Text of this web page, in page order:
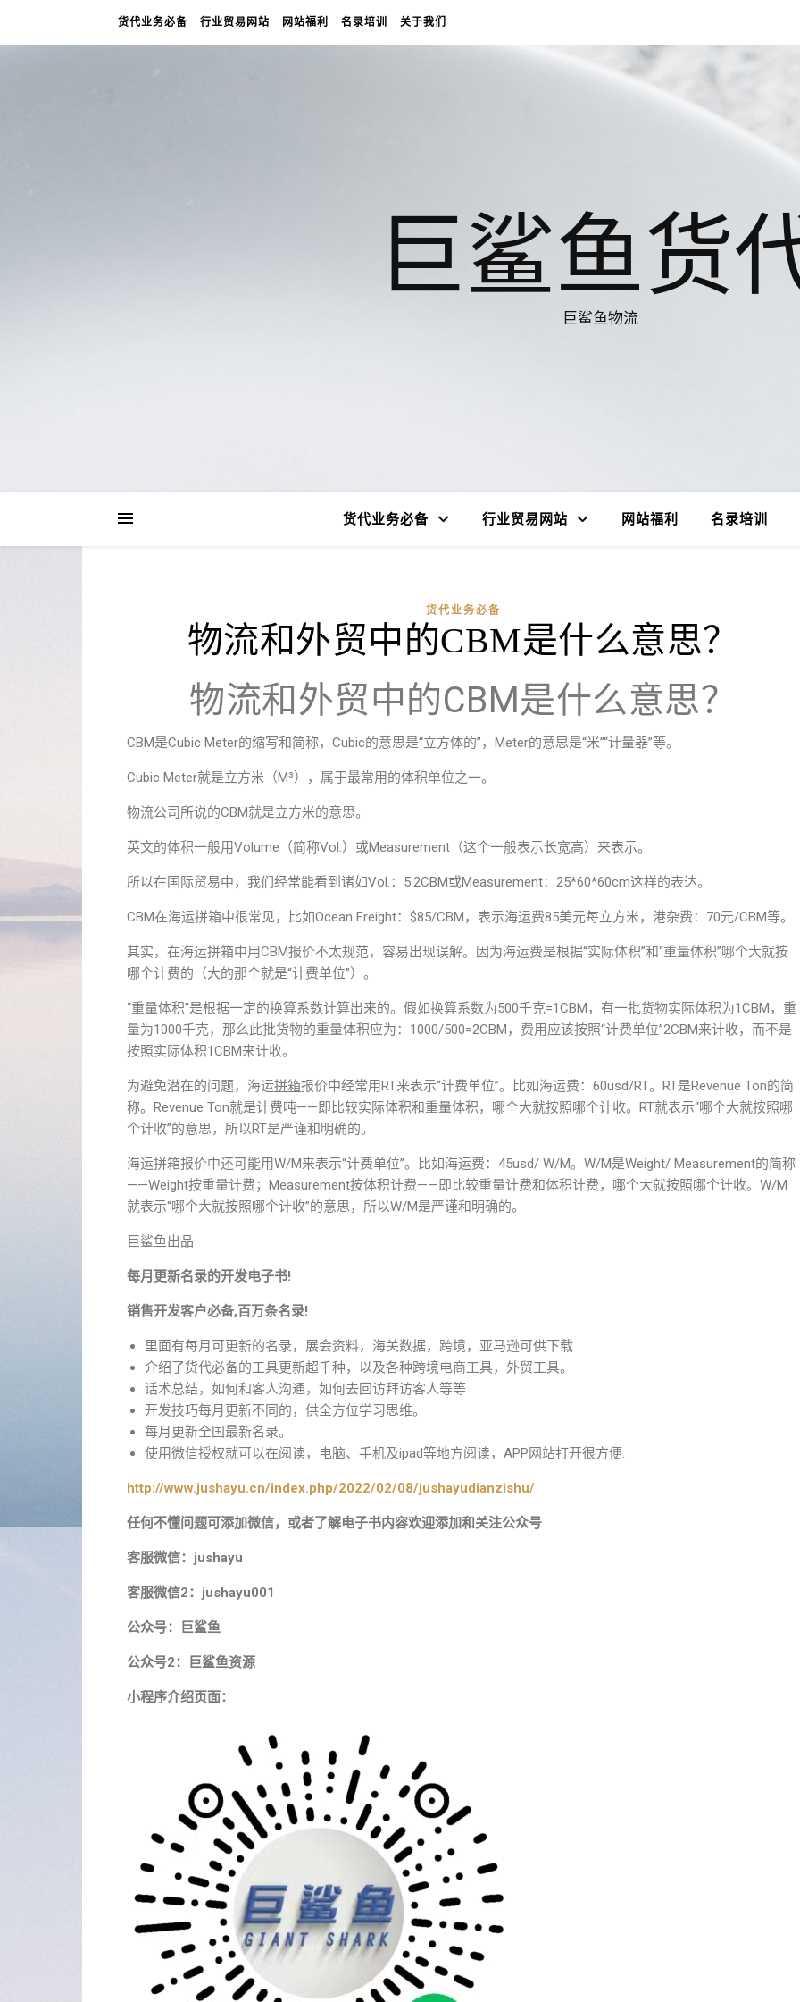
货代业务必备 行业贸易网站 网站福利 名录培训 关于我们
巨鲨鱼货
巨鲨鱼物流
货代业务必备 行业贸易网站 网站福利 名录培训
货代业务必备
物流和外贸中的CBM是什么意思？
物流和外贸中的CBM是什么意思？
CBM是Cubic Meter的缩写和简称，Cubic的意思是“立方体的”，Meter的意思是“米”“计量器”等。
Cubic Meter就是立方米（M³），属于最常用的体积单位之一。
物流公司所说的CBM就是立方米的意思。
英文的体积一般用Volume（简称Vol.）或Measurement（这个一般表示长宽高）来表示。
所以在国际贸易中，我们经常能看到诸如Vol.：5.2CBM或Measurement：25*60*60cm这样的表达。
CBM在海运拼箱中很常见，比如Ocean Freight：$85/CBM，表示海运费85美元每立方米，港杂费：70元/CBM等。
其实，在海运拼箱中用CBM报价不太规范，容易出现误解。因为海运费是根据“实际体积”和“重量体积”哪个大就按
哪个计费的（大的那个就是“计费单位”）。
“重量体积”是根据一定的换算系数计算出来的。假如换算系数为500千克=1CBM，有一批货物实际体积为1CBM，重
量为1000千克，那么此批货物的重量体积应为：1000/500=2CBM，费用应该按照“计费单位”2CBM来计收，而不是
按照实际体积1CBM来计收。
为避免潜在的问题，海运拼箱报价中经常用RT来表示“计费单位”。比如海运费：60usd/RT。RT是Revenue Ton的简
称。Revenue Ton就是计费吨——即比较实际体积和重量体积，哪个大就按照哪个计收。RT就表示“哪个大就按照哪
个计收”的意思，所以RT是严谨和明确的。
海运拼箱报价中还可能用W/M来表示“计费单位”。比如海运费：45usd/ W/M。W/M是Weight/ Measurement的简称
——Weight按重量计费；Measurement按体积计费——即比较重量计费和体积计费，哪个大就按照哪个计收。W/M
就表示“哪个大就按照哪个计收”的意思，所以W/M是严谨和明确的。
巨鲨鱼出品
每月更新名录的开发电子书!
销售开发客户必备,百万条名录!
里面有每月可更新的名录，展会资料，海关数据，跨境，亚马逊可供下载
介绍了货代必备的工具更新超千种，以及各种跨境电商工具，外贸工具。
话术总结，如何和客人沟通，如何去回访拜访客人等等
开发技巧每月更新不同的，供全方位学习思维。
每月更新全国最新名录。
使用微信授权就可以在阅读，电脑、手机及ipad等地方阅读，APP网站打开很方便.
http://www.jushayu.cn/index.php/2022/02/08/jushayudianzishu/
任何不懂问题可添加微信，或者了解电子书内容欢迎添加和关注公众号
客服微信：jushayu
客服微信2：jushayu001
公众号：巨鲨鱼
公众号2：巨鲨鱼资源
小程序介绍页面：